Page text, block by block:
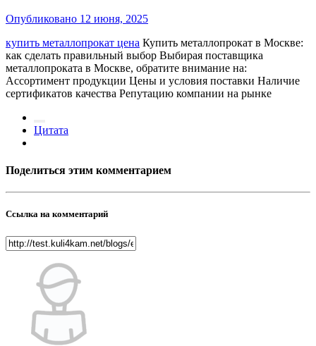
Опубликовано 12 июня, 2025
купить металлопрокат цена Купить металлопрокат в Москве:
как сделать правильный выбор Выбирая поставщика
металлопроката в Москве, обратите внимание на:
Ассортимент продукции Цены и условия поставки Наличие
сертификатов качества Репутацию компании на рынке
Цитата
Поделиться этим комментарием
Ссылка на комментарий